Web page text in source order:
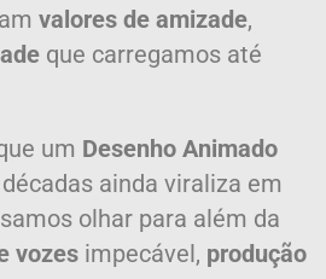
valores de amizade,
que carregamos até
um Desenho Animado
ainda viraliza em
olhar para além da
vozes impecável, produção